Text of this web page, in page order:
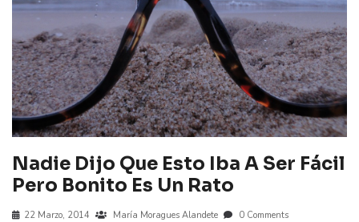
Nadie Dijo Que Esto Iba A Ser Fácil
Pero Bonito Es Un Rato
22 Marzo, 2014 María Moragues Alandete 0 Comments